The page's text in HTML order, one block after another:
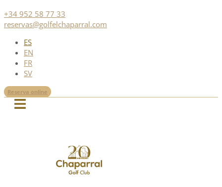
+34 952 58 77 33
reservas@golfelchaparral.com
ES
EN
FR
SV
Reserva online